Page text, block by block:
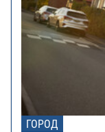
ГОРОД